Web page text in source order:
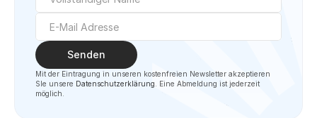
Senden
Mit der Eintragung in unseren kostenfreien Newsletter akzeptieren
SIe unsere Datenschutzerklärung . Eine Abmeldung ist jederzeit
möglich.